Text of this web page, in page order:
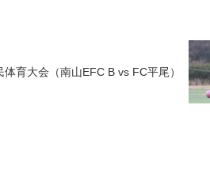
育大会（南山EFC B vs FC平尾）